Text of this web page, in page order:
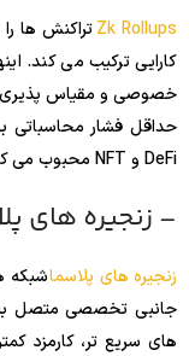
Zk Rollupsتراکنش ها
کارایی ترکیب می کند.
حداقل فشار محاسباتی
DeFi و NFT محبوب می کند.
– زنجیره های
زنجیره های پلاسما
جانبی تخصصی متصل به
های سریع تر، کارمزد